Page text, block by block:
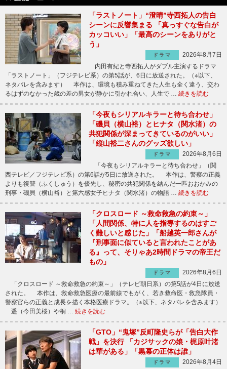
「ラストノート」“澄晴”寺西拓人の告白
シーンに反響集まる 「真っすぐな告白が
カッコいい」「最高のシーンをありがと
う」
ドラマ
2026年8月7日
内田有紀と寺西拓人がダブル主演するドラマ
「ラストノート」（フジテレビ系）の第5話が、6日に放送された。（※以下、
ネタバレを含みます） 本作は、環境も積み重ねてきた人生も全く違う、交わ
るはずのなかった歳の差の男女が静かに引かれ合い、人生で … 続きを読む
「今夜もシリアルキラーと待ち合わせ」
「磯貝（横山裕）とヒナタ（関水渚）の
共犯関係が深まってきているのがいい」
「縦山裕二さんのグッズ欲しい」
ドラマ
2026年8月6日
「今夜もシリアルキラーと待ち合わせ」（関
西テレビ／フジテレビ系）の第6話が5日に放送された。 本作は、警察の正義
よりも復讐（ふくしゅう）を優先し、秘密の共犯関係を結んだ一匹おおかみの
刑事・磯貝（横山裕）と第六感女子ヒナタ（関水渚）の物語 … 続きを読む
「クロスロード ～救命救急の約束～」
「人間関係、特に人を指導するのはすご
く難しいと感じた」「船越英一郎さんが
『刑事面に似ていると言われたことがあ
る』って、そりゃあ2時間ドラマの帝王だ
もの」
ドラマ
2026年8月6日
「クロスロード ～救命救急の約束～」（テレビ朝日系）の第5話が4日に放送
された。 本作は、救命救急医療の最前線でもがく、若き救命医・救急隊員・
警察官らの正義と成長を描く本格医療ドラマ。（※以下、ネタバレを含みます）
遥（今田美桜）や桐 … 続きを読む
「GTO」“鬼塚”反町隆史らが「告白大作
戦」を決行 「カジサックの娘・梶原叶渚
は華がある」「黒幕の正体は誰」
ドラマ
2026年8月4日